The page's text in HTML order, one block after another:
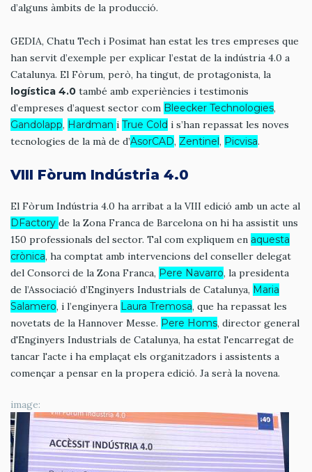
d’alguns àmbits de la producció.
GEDIA, Chatu Tech i Posimat han estat les tres empreses que
han servit d’exemple per explicar l’estat de la indústria 4.0 a
Catalunya. El Fòrum, però, ha tingut, de protagonista, la
logística 4.0 també amb experiències i testimonis
d’empreses d’aquest sector com Bleecker Technologies,
Gandolapp, Hardman i True Cold i s’han repassat les noves
tecnologies de la mà de d’AsorCAD, Zentinel, Picvisa.
VIII Fòrum Indústria 4.0
El Fòrum Indústria 4.0 ha arribat a la VIII edició amb un acte al
DFactory de la Zona Franca de Barcelona on hi ha assistit uns
150 professionals del sector. Tal com expliquem en aquesta
crònica, ha comptat amb intervencions del conseller delegat
del Consorci de la Zona Franca, Pere Navarro, la presidenta
de l’Associació d’Enginyers Industrials de Catalunya, Maria
Salamero, i l’enginyera Laura Tremosa, que ha repassat les
novetats de la Hannover Messe. Pere Homs, director general
d'Enginyers Industrials de Catalunya, ha estat l'encarregat de
tancar l'acte i ha emplaçat els organitzadors i assistents a
començar a pensar en la propera edició. Ja serà la novena.
image